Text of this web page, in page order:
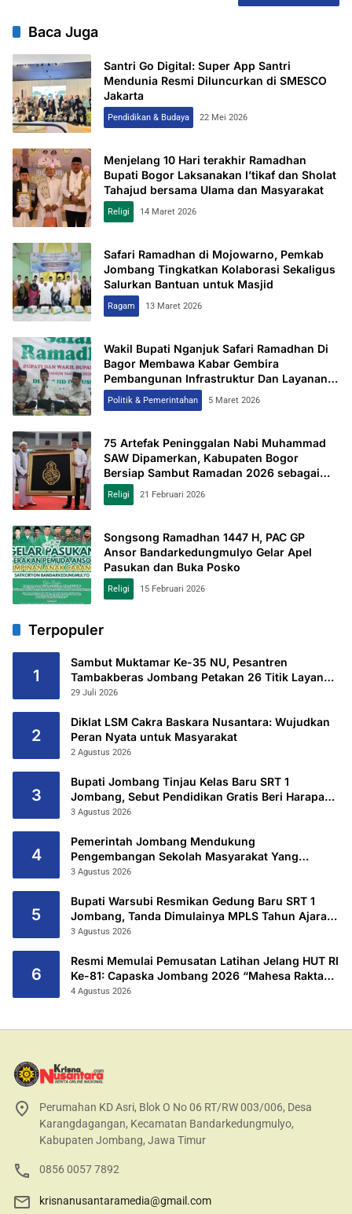
Baca Juga
Santri Go Digital: Super App Santri
Mendunia Resmi Diluncurkan di SMESCO
Jakarta
Pendidikan & Budaya 22 Mei 2026
Menjelang 10 Hari terakhir Ramadhan
Bupati Bogor Laksanakan I’tikaf dan Sholat
Tahajud bersama Ulama dan Masyarakat
Religi 14 Maret 2026
Safari Ramadhan di Mojowarno, Pemkab
Jombang Tingkatkan Kolaborasi Sekaligus
Salurkan Bantuan untuk Masjid
Ragam 13 Maret 2026
Wakil Bupati Nganjuk Safari Ramadhan Di
Bagor Membawa Kabar Gembira
Pembangunan Infrastruktur Dan Layanan
Publik
Politik & Pemerintahan 5 Maret 2026
75 Artefak Peninggalan Nabi Muhammad
SAW Dipamerkan, Kabupaten Bogor
Bersiap Sambut Ramadan 2026 sebagai
Destinasi Religi
Religi 21 Februari 2026
Songsong Ramadhan 1447 H, PAC GP
Ansor Bandarkedungmulyo Gelar Apel
Pasukan dan Buka Posko
Religi 15 Februari 2026
Terpopuler
1
Sambut Muktamar Ke-35 NU, Pesantren
Tambakberas Jombang Petakan 26 Titik Layanan
Utama
29 Juli 2026
2
Diklat LSM Cakra Baskara Nusantara: Wujudkan
Peran Nyata untuk Masyarakat
2 Agustus 2026
3
Bupati Jombang Tinjau Kelas Baru SRT 1
Jombang, Sebut Pendidikan Gratis Beri Harapan
Baru
3 Agustus 2026
4
Pemerintah Jombang Mendukung
Pengembangan Sekolah Masyarakat Yang
Kurang Mampu Hingga Hibahkan 6,3 Hektar
3 Agustus 2026
5
Bupati Warsubi Resmikan Gedung Baru SRT 1
Jombang, Tanda Dimulainya MPLS Tahun Ajaran
2026/2027
3 Agustus 2026
6
Resmi Memulai Pemusatan Latihan Jelang HUT RI
Ke-81: Capaska Jombang 2026 “Mahesa Rakta
Garuda Yudha”.
4 Agustus 2026
Perumahan KD Asri, Blok O No 06 RT/RW 003/006, Desa
Karangdagangan, Kecamatan Bandarkedungmulyo,
Kabupaten Jombang, Jawa Timur
0856 0057 7892
krisnanusantaramedia@gmail.com